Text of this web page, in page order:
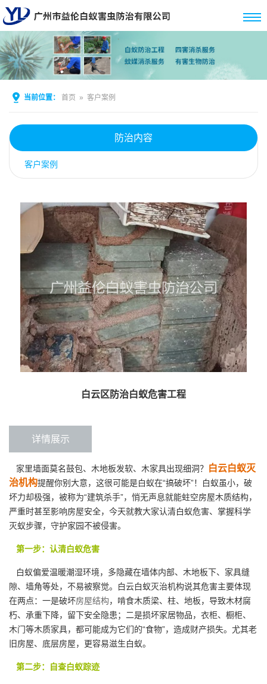
当前位置： 首页 » 客户案例
防治内容
客户案例
白云区防治白蚁危害工程
详情展示
家里墙面莫名鼓包、木地板发软、木家具出现细洞？ 白云白蚁灭
治机构提醒你别大意，这很可能是白蚁在“搞破坏”！白蚁虽小，破
坏力却极强，被称为“建筑杀手”，悄无声息就能蛀空房屋木质结构，
严重时甚至影响房屋安全，今天就教大家认清白蚁危害、掌握科学
灭蚁步骤，守护家园不被侵害。
第一步：认清白蚁危害
白蚁偏爱温暖潮湿环境，多隐藏在墙体内部、木地板下、家具缝
隙、墙角等处，不易被察觉。白云白蚁灭治机构说其危害主要体现
在两点：一是破坏房屋结构，啃食木质梁、柱、地板，导致木材腐
朽、承重下降，留下安全隐患；二是损坏家居物品，衣柜、橱柜、
木门等木质家具，都可能成为它们的“食物”，造成财产损失。尤其老
旧房屋、底层房屋，更容易滋生白蚁。
第二步：自查白蚁踪迹